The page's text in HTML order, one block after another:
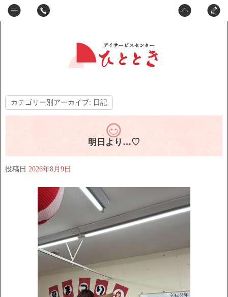
カテゴリー別アーカイブ: 日記
明日より…♡
投稿日 2026年8月9日